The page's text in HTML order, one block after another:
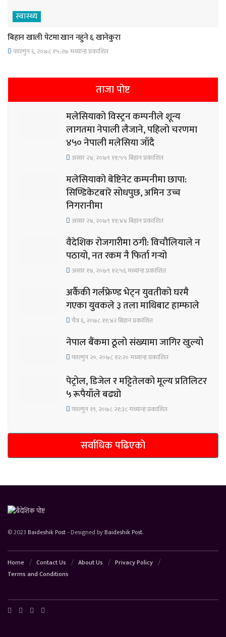
स्वास्थ्य
बिहान खाली पेटमा खान नहुने ६ खानेकुरा
फाल्गुन ६, २०७८ १५;२७ मध्यान्ह प्रकाशित
ताजा पोष्ट
मलेसियाको विस्ट्रन कम्पनीले शून्य
लागतमा नेपाली लैजाने, पहिलो चरणमा
४५० नेपाली मलेसिया जाँदै
असार २४, २०७९ ११;५५ बिहान प्रकाशित
मलेसियाको बेष्टिनेट कम्पनीमा छापा:
सिण्डिकेटबारे सोधपुछ, अमिन उच्च
निगरानीमा
असार २४, २०७९ ११;४४ बिहान प्रकाशित
वैदेशिक रोजगारीमा ठगी: विचौलियाले न
पठायो, नत रकम नै फिर्ता गर्‍यो
असार १४, २०७९ १२;५६ मध्यान्ह प्रकाशित
अर्कैकी गर्लफ्रेण्ड भेट्न युवतीको घरमै
गएका युवकले ३ तला माथिबाट हाम्फाले
चैत्र ६, २०७८ ११;४२ बिहान प्रकाशित
नेपाल बैंकमा ठूलो संख्यामा जागिर खुल्यो
फाल्गुन २०, २०७८ १२;२० मध्यान्ह प्रकाशित
पेट्रोल, डिजेल र मट्टितेलको मूल्य प्रतिलिटर
५ रूपैयाँले बढ्यो
फाल्गुन १९, २०७८ २१;३८ मध्यान्ह प्रकाशित
सर्वाधिक पढिएको
© 2023 Baideshik Post - Designed byBaideshik Post.
Home Contact Us About Us
Privacy Policy
Terms and Conditions